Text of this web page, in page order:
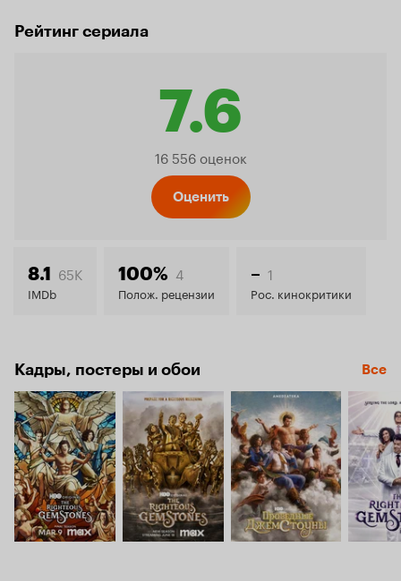
Рейтинг сериала
7.6
Рейтинг
7.6
16 556 оценок
Оценить
8.1 65K
IMDb
100% 4
Полож. рецензии
– 1
Рос. кинокритики
Кадры, постеры и обои Все